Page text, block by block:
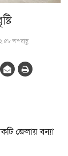
অপরাহ্ণ
জেলায় বন্যা